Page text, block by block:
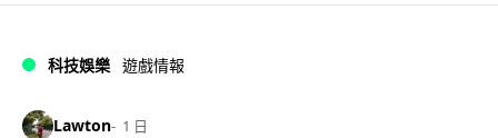
科技娛樂 遊戲情報
Lawton 1 日